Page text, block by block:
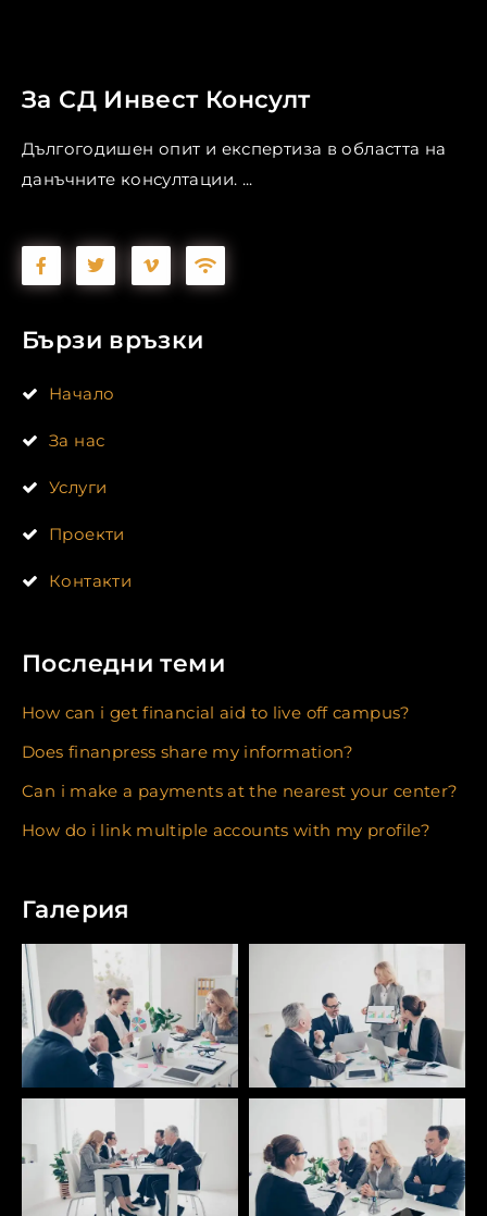
За СД Инвест Консулт
Дългогодишен опит и експертиза в областта на
данъчните консултации. ...
Бързи връзки
Начало
За нас
Услуги
Проекти
Контакти
Последни теми
How can i get financial aid to live off campus?
Does finanpress share my information?
Can i make a payments at the nearest your center?
How do i link multiple accounts with my profile?
Галерия